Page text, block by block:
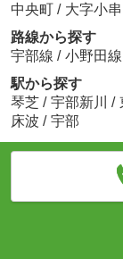
中央町 / 大字小串
路線から探す
宇部線 / 小野田線
駅から探す
琴芝 / 宇部新川 /
床波 / 宇部